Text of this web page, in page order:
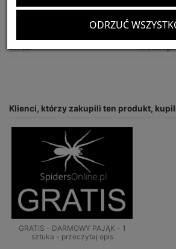
Polecany dla:
Optymalny rozmiar terrarium:
20x20x30
CITES:
nie podlega
Klienci, którzy zakupili ten produkt,
GRATIS - DARMOWY PAJĄK - 1
sztuka - przeczytaj opis
ODRZUĆ